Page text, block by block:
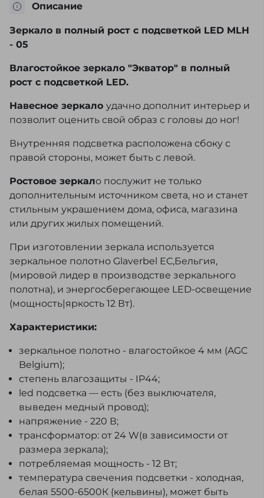
Описание
Зеркало в полный рост с подсветкой LED MLH
- 05
Влагостойкое зеркало "Экватор" в полный
рост с подсветкой LED.
Навесное зеркало удачно дополнит интерьер и
позволит оценить свой образ с головы до ног!
Внутренняя подсветка расположена сбоку с
правой стороны, может быть с левой.
Ростовое зеркало послужит не только
дополнительным источником света, но и станет
стильным украшением дома, офиса, магазина
или других жилых помещений.
При изготовлении зеркала используется
зеркальное полотно Glaverbel ЕС,Бельгия,
(мировой лидер в производстве зеркального
полотна), и энергосберегающее LED-освещение
(мощность|яркость 12 Вт).
Характеристики:
зеркальное полотно - влагостойкое 4 мм (AGC
Belgium);
степень влагозащиты - IP44;
led подсветка — есть (без выключателя,
выведен медный провод);
напряжение - 220 В;
трансформатор: от 24 W(в зависимости от
размера зеркала);
потребляемая мощность - 12 Вт;
температура свечения подсветки - холодная,
белая 5500-6500К (кельвины), может быть